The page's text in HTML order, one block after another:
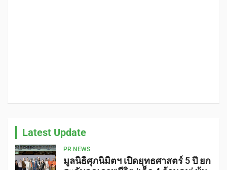
Latest Update
PR NEWS
มูลนิธิศุภนิมิตฯ เปิดยุทธศาสตร์ 5 ปี ยก